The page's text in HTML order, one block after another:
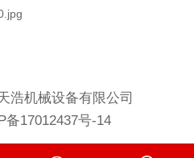
浩机械设备有限公司
备17012437号-14